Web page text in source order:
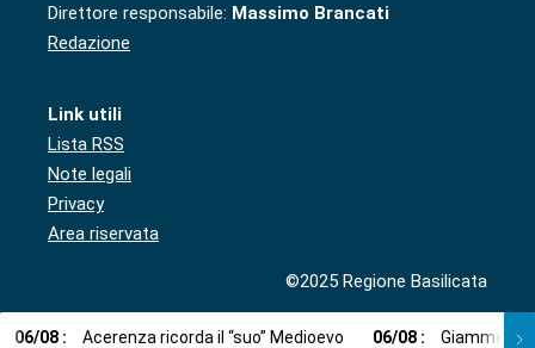
Direttore responsabile: Massimo Brancati
Redazione
Link utili
Lista RSS
Note legali
Privacy
Area riservata
©2025 Regione Basilicata
06/08 : Acerenza ricorda il “suo” Medioevo 06/08 : Giammetta